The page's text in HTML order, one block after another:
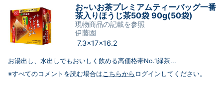
お~いお茶プレミアムティーバッグ一番
茶入りほうじ茶50袋 90g(50袋)
現物商品の記載を参照
伊藤園
7.3×17×16.2
お湯出し、水出しでもおいしく飲める高価格帯No.1緑茶...
※すべてのコメントを読む場合はこちらから ログインしてください。